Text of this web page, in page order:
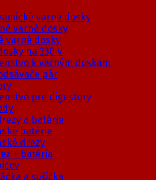
varné dosky
varné dosky
varné dosky
na 230 V
k varným doskám
pár
pre digestory
a batérie
batérie
drezy
+ batéria
a sušička